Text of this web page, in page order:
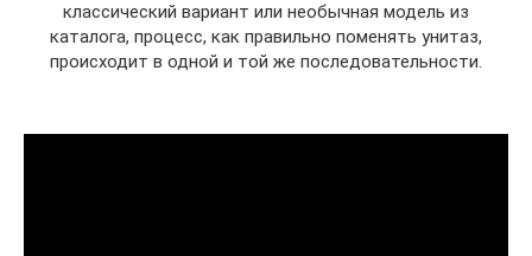
классический вариант или необычная модель из
каталога, процесс, как правильно поменять унитаз,
происходит в одной и той же последовательности.